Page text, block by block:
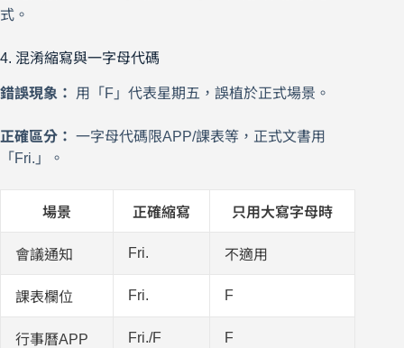
式。
4. 混淆縮寫與一字母代碼
錯誤現象： 用「F」代表星期五，誤植於正式場景。
正確區分： 一字母代碼限APP/課表等，正式文書用
「Fri.」。
場景 正確縮寫 只用大寫字母時
會議通知 Fri. 不適用
課表欄位 Fri. F
行事曆APP Fri./F F